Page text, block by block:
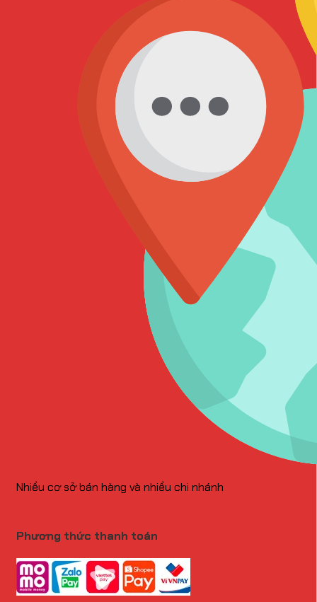
Nhiều cơ sở bán hàng và nhiều chi nhánh
Phương thức thanh toán